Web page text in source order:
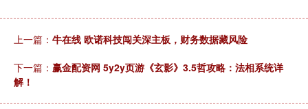
上一篇： 牛在线 欧诺科技闯关深主板，财务数据藏风险
下一篇： 赢金配资网 5y2y页游《玄影》3.5哲攻略：法相系统详
解！